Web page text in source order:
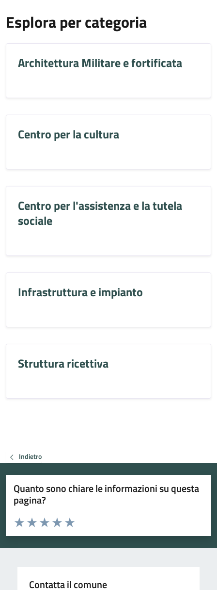
Esplora per categoria
Architettura Militare e fortificata
Centro per la cultura
Centro per l'assistenza e la tutela
sociale
Infrastruttura e impianto
Struttura ricettiva
Indietro
Quanto sono chiare le informazioni su questa
pagina?
Valuta da 1 a 5 stelle la pagina
Valuta 5 stelle su 5
Valuta 4 stelle su 5
Valuta 3 stelle su 5
Valuta 2 stelle su 5
Valuta 1 stelle su 5
Contatta il comune